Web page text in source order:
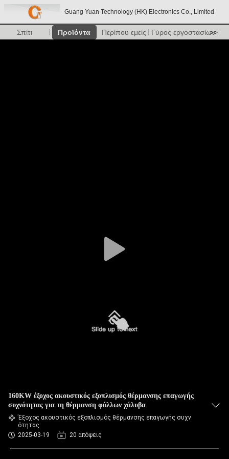
Guang Yuan Technology (HK) Electronics Co., Limited
Σπίτι Προϊόντα Περίπου εμείς Γύρος εργοστασίων
>>
160KW έξοχος ακουστικός εξοπλισμός θέρμανσης επαγωγής
συχνότητας για τη θέρμανση φύλλων χάλυβα
Έξοχος ακουστικός εξοπλισμός θέρμανσης επαγωγής συχν
ότητας
2025-03-19
20 απόψεις